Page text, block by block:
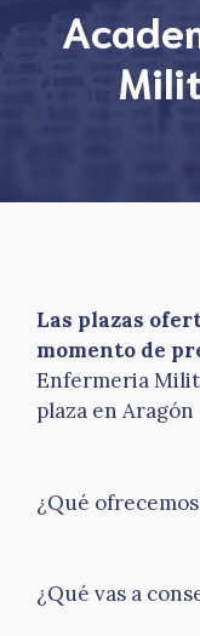
Las plazas
momento de
Enfermeria
plaza en Aragón
¿Qué
¿Qué vas a